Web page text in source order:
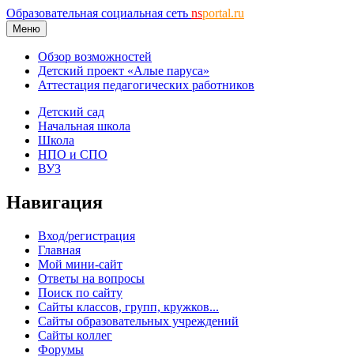
Образовательная социальная сеть nsportal.ru
Меню
Обзор возможностей
Детский проект «Алые паруса»
Аттестация педагогических работников
Детский сад
Начальная школа
Школа
НПО и СПО
ВУЗ
Навигация
Вход/регистрация
Главная
Мой мини-сайт
Ответы на вопросы
Поиск по сайту
Сайты классов, групп, кружков...
Сайты образовательных учреждений
Сайты коллег
Форумы